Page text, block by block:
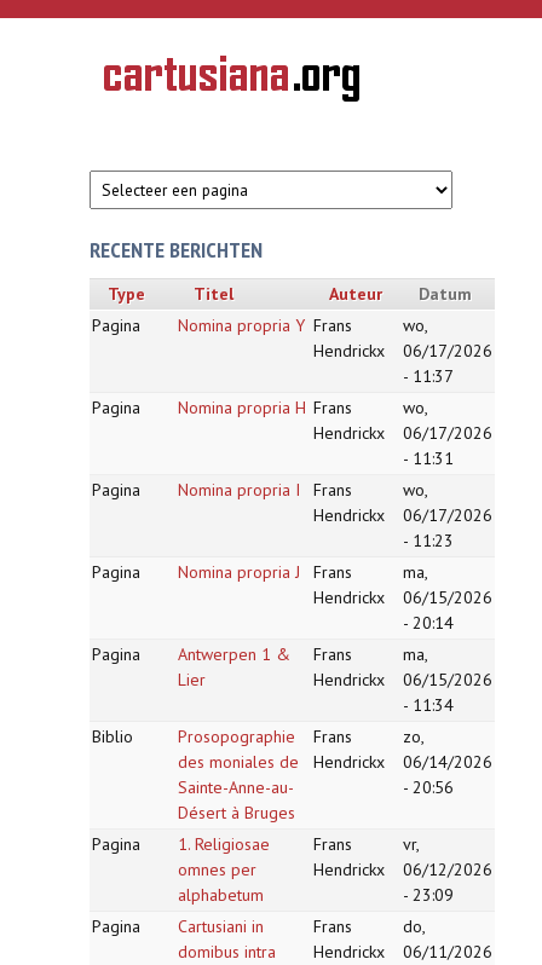
Overslaan en naar de inhoud gaan
CARTUSIANA
Geschiedenis
van de
RECENTE BERICHTEN
Type Titel Auteur
Datum
Pagina
Nomina propria Y Frans
Hendrickx
wo,
06/17/2026
- 11:37
Pagina
Nomina propria H Frans
Hendrickx
wo,
06/17/2026
- 11:31
Pagina
Nomina propria I
Frans
Hendrickx
wo,
06/17/2026
- 11:23
Pagina
Nomina propria J
Frans
Hendrickx
ma,
06/15/2026
- 20:14
Pagina
Antwerpen 1 &
Lier
Frans
Hendrickx
ma,
06/15/2026
- 11:34
Biblio
Prosopographie
des moniales de
Sainte-Anne-au-
Désert à Bruges
Frans
Hendrickx
zo,
06/14/2026
- 20:56
Pagina
1. Religiosae
omnes per
alphabetum
Frans
Hendrickx
vr,
06/12/2026
- 23:09
Pagina
Cartusiani in
domibus intra
Frans
Hendrickx
do,
06/11/2026